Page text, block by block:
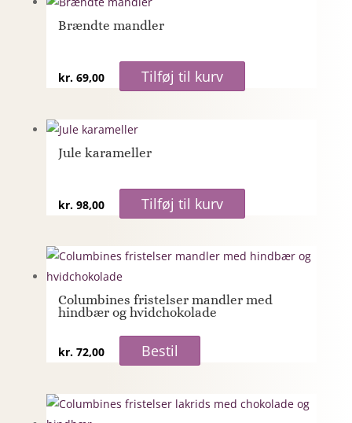
Brændte mandler
kr.69,00 Tilføj til kurv
Jule karameller
kr.98,00 Tilføj til kurv
Columbines fristelser mandler med
hindbær og hvidchokolade
kr.72,00 Bestil